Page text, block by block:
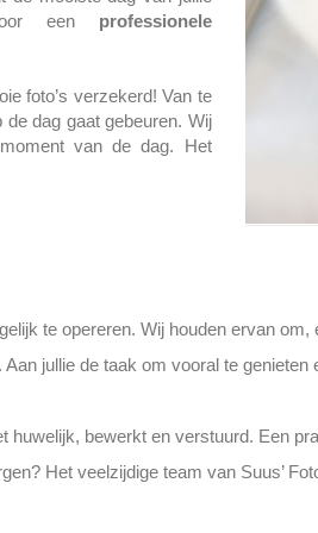
een professionele
foto’s verzekerd! Van te
dag gaat gebeuren. Wij
van de dag. Het
te opereren. Wij houden ervan
jullie de taak om vooral te genieten
huwelijk, bewerkt en verstuurd. Een
Het veelzijdige team van Suus’